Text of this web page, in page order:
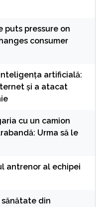
puts pressure on
consumer
artificială:
și a atacat
cu un camion
Urma să le
antrenor al echipei
din